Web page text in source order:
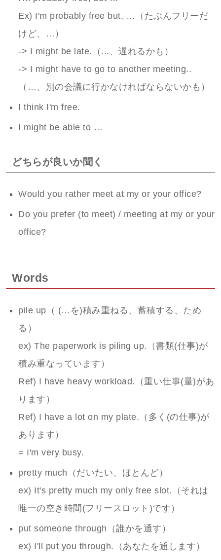
Ex) I'm probably free but, …（たぶんフリーだ
けど、…）
-> I might be late.（...、遅れるかも）
-> I might have to go to another meeting..
（…、別の会議に行かなければならないかも）
I think I'm free.
I might be able to …
どちらが良いか聞く
Would you rather meet at my or your office?
Do you prefer (to meet) / meeting at my or your
office?
Words
pile up（ (…を)積み重ねる、蓄積する、ため
る）
ex) The paperwork is piling up.（書類(仕事)が
積み重なっています）
Ref) I have heavy workload.（重い仕事(量)があ
ります）
Ref) I have a lot on my plate.（多く(の仕事)が
あります）
= I'm very busy.
pretty much（だいたい、ほとんど）
ex) It's pretty much my only free slot.（それは
唯一の空き時間(フリースロット)です）
put someone through（誰かを通す）
ex) I'll put you through.（あなたを通します）